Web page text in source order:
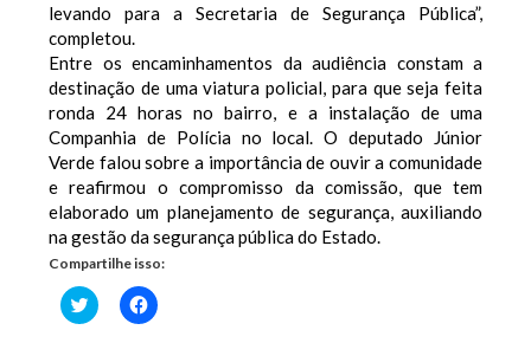
levando para a Secretaria de Segurança Pública”,
completou.
Entre os encaminhamentos da audiência constam a
destinação de uma viatura policial, para que seja feita
ronda 24 horas no bairro, e a instalação de uma
Companhia de Polícia no local. O deputado Júnior
Verde falou sobre a importância de ouvir a comunidade
e reafirmou o compromisso da comissão, que tem
elaborado um planejamento de segurança, auxiliando
na gestão da segurança pública do Estado.
Compartilhe isso:
Clique
para
Clique
para